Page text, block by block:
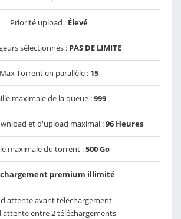
Priorité upload : Élevé
sélectionnés : PAS DE LIMITE
Max Torrent en parallèle : 15
maximale de la queue :999
et d'upload maximal :96 Heures
maximale du torrent :500 Go
premium illimité
d'attente avant téléchargement
entre 2 téléchargements